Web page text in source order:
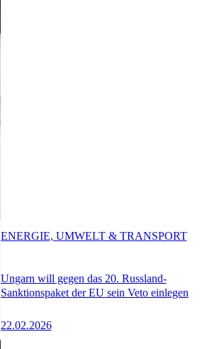
Ungarn will gegen das 20. Russland-
Sanktionspaket der EU sein Veto einlegen
22.02.2026
ENERGIE, UMWELT & TRANSPORT